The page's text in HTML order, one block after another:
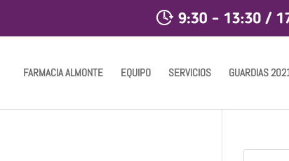
FARMACIA ALMONTE EQUIPO SERVICIOS GUARDIAS